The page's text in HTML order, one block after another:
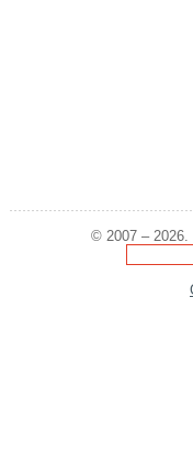
© 2007 – 2026.